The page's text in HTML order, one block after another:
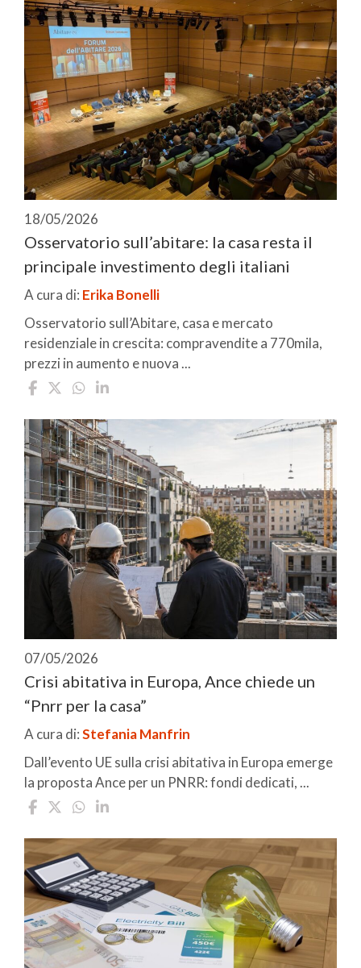
18/05/2026
Osservatorio sull’abitare: la casa resta il
principale investimento degli italiani
A cura di: Erika Bonelli
Osservatorio sull’Abitare, casa e mercato
residenziale in crescita: compravendite a 770mila,
prezzi in aumento e nuova ...
07/05/2026
Crisi abitativa in Europa, Ance chiede un
“Pnrr per la casa”
A cura di:Stefania Manfrin
Dall’evento UE sulla crisi abitativa in Europa emerge
la proposta Ance per un PNRR: fondi dedicati, ...